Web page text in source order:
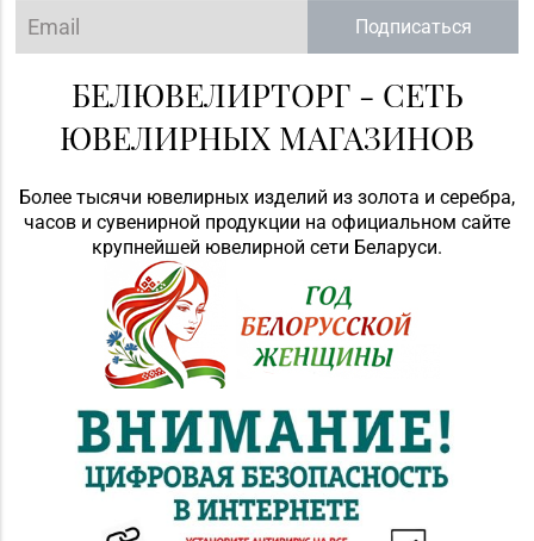
Подписаться
БЕЛЮВЕЛИРТОРГ - СЕТЬ
ЮВЕЛИРНЫХ МАГАЗИНОВ
Более тысячи ювелирных изделий из золота и серебра,
часов и сувенирной продукции на официальном сайте
крупнейшей ювелирной сети Беларуси.